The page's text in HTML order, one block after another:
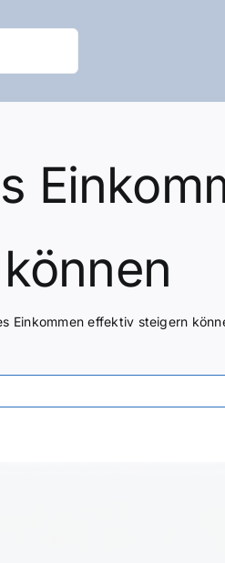
Einkommen effektiv steigern